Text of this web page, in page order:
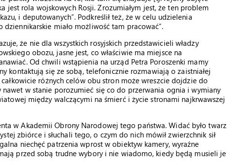
jest rola wojskowych Rosji. Zrozumiałym jest, że ten problem
i deputowanych”. Podkreślił też, że w celu udzielenia
miało możliwość tam pracować”.
że nie dla wszystkich rosyjskich przedstawicieli władzy
obozu, jasne jest, co właściwie ma miejsce na
Od chwili wstąpienia na urząd Petra Poroszenki mamy
kontaktują się ze sobą, telefonicznie rozmawiają o zaistniałej
różnych celów obu stron może wreszcie dojdzie do
nawet w stanie porozumieć się co do przerwania ognia i wymiany
między walczącymi na śmierć i życie stronami najkrwawszej
w Akademii Obrony Narodowej tego państwa. Widać było twarz
zbiórce i słuchali tego, o czym do nich mówił zwierzchnik sił
niechęć patrzenia wprost w obiektyw kamery, wyraźne
przed sobą trudne wybory i nie wiadomo, kiedy będą musieli je